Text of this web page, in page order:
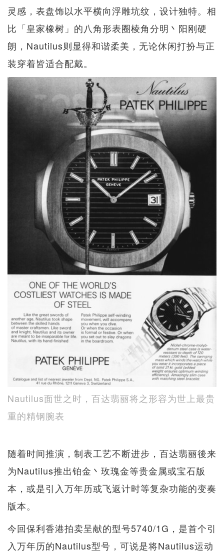
灵感，表盘饰以水平横向浮雕坑纹，设计独特。相
比「皇家橡树」的八角形表圈棱角分明丶阳刚硬
朗，Nautilus则显得和谐柔美，无论休闲打扮与正
装穿着皆适合配戴。
Nautilus面世之时，百达翡丽将之形容为世上最贵
重的精钢腕表
随着时间推演，制表工艺不断进步，百达翡丽後来
为Nautilus推出铂金丶玫瑰金等贵金属或宝石版
本，或是引入万年历或飞返计时等复杂功能的变奏
版本。
今回保利香港拍卖呈献的型号5740/1G，是首个引
入万年历的Nautilus型号，可说是将Nautilus运动